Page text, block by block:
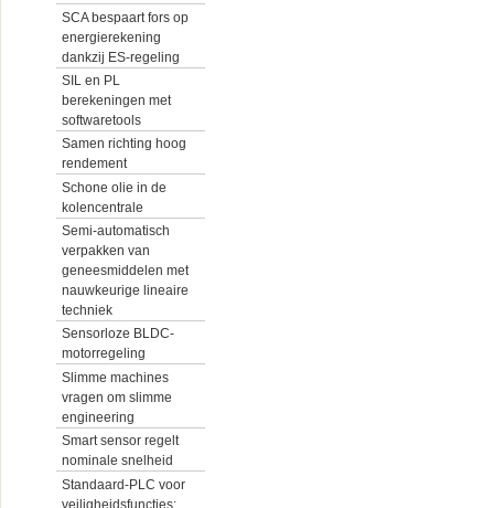
SCA bespaart fors op
energierekening
dankzij ES-regeling
SIL en PL
berekeningen met
softwaretools
Samen richting hoog
rendement
Schone olie in de
kolencentrale
Semi-automatisch
verpakken van
geneesmiddelen met
nauwkeurige lineaire
techniek
Sensorloze BLDC-
motorregeling
Slimme machines
vragen om slimme
engineering
Smart sensor regelt
nominale snelheid
Standaard-PLC voor
veiligheidsfuncties: